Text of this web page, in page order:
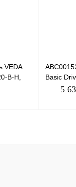
VEDA
B-H,
Basic
380В,
5